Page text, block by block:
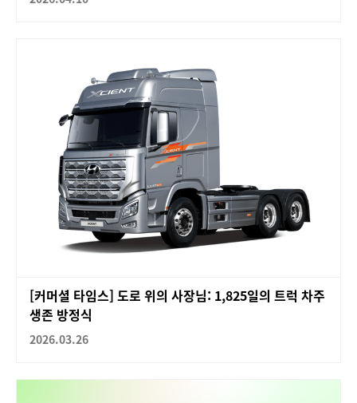
[커머셜 타임스] 도로 위의 사장님: 1,825일의 트럭 차주
생존 방정식
2026.03.26